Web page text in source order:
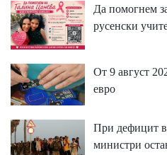
Да помогнем
русенски
От 9 август
евро
При дефицит
министри